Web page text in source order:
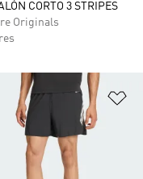
CORTO 3 STRIPES
Originals
lista de deseos